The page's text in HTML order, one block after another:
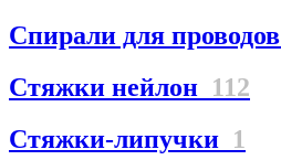
Спирали для проводов
Стяжки нейлон 112
Стяжки-липучки 1